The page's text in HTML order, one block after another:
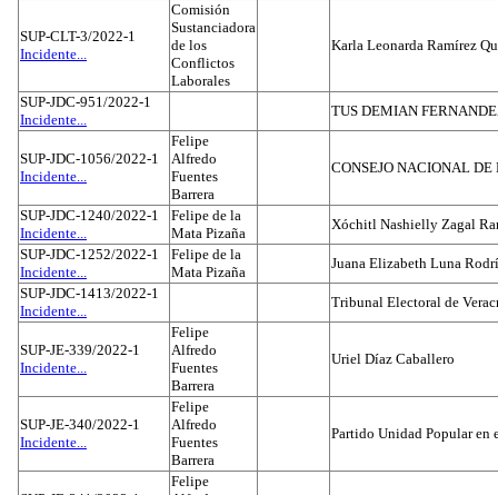
SUP-CLT-3/2022-1
Incidente...
Comisión
Sustanciadora
de los
Conflictos
Laborales
Karla Leonarda Ramírez
SUP-JDC-951/2022-1
Incidente...
TUS DEMIAN
SUP-JDC-1056/2022-1
Incidente...
Felipe
Alfredo
Fuentes
Barrera
CONSEJO NACIONAL
SUP-JDC-1240/2022-1
Incidente...
Felipe de la
Mata Pizaña
Xóchitl Nashielly Zagal
SUP-JDC-1252/2022-1
Incidente...
Felipe de la
Mata Pizaña
Juana Elizabeth Luna
SUP-JDC-1413/2022-1
Incidente...
Tribunal Electoral de
SUP-JE-339/2022-1
Incidente...
Felipe
Alfredo
Fuentes
Barrera
Uriel Díaz Caballero
SUP-JE-340/2022-1
Incidente...
Felipe
Alfredo
Fuentes
Barrera
Partido Unidad Popular en
Felipe